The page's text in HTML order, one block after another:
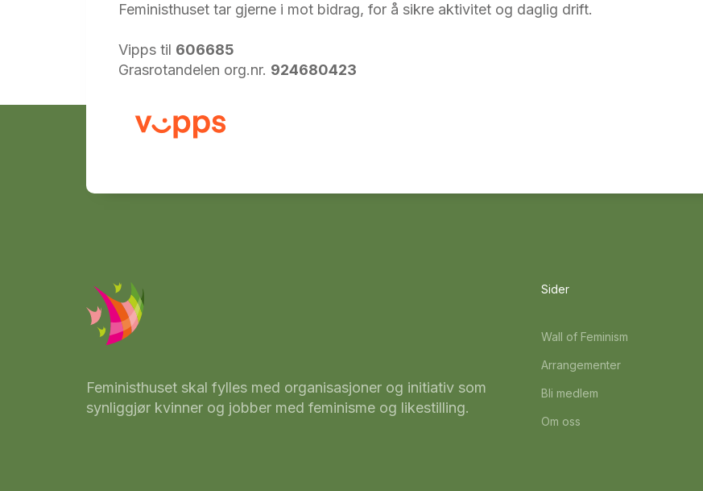
Feministhuset tar gjerne i mot bidrag, for å sikre aktivitet og daglig drift.
Vipps til 606685
Grasrotandelen org.nr. 924680423
Feministhuset skal fylles med organisasjoner og initiativ som
synliggjør kvinner og jobber med feminisme og likestilling.
Sider
Wall of Feminism
Arrangementer
Bli medlem
Om oss